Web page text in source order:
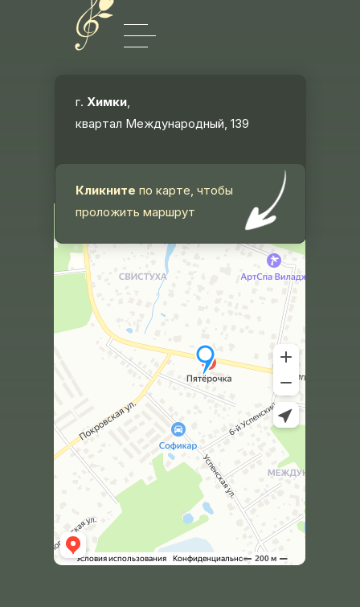
г. Химки,
квартал Международный, 139
Кликните по карте, чтобы
проложить маршрут